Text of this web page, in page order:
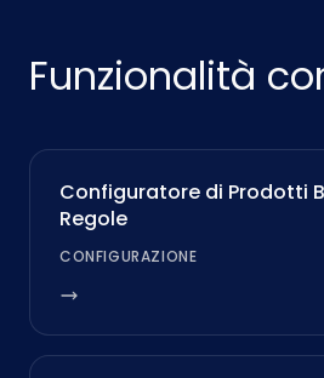
Funzionalità
Configuratore di Prodotti
Regole
CONFIGURAZIONE